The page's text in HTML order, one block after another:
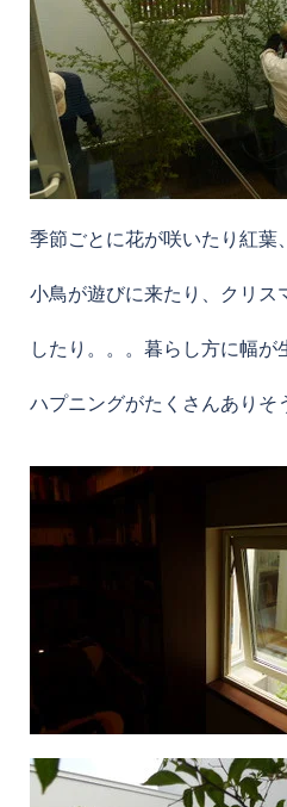
季節ごとに花が咲いたり紅葉
小鳥が遊びに来たり、クリス
したり。。。暮らし方に幅が
ハプニングがたくさんありそ